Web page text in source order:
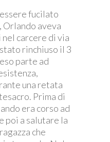
fucilato
Orlando aveva
carcere di via
rinchiuso il 3
parte ad
una retata
Prima di
era corso ad
poi a salutare la
che